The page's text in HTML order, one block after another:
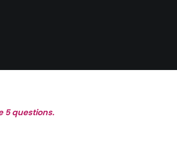
5 questions.